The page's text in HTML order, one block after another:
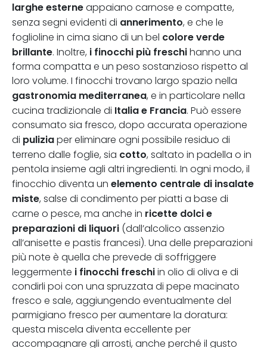
larghe esterne appaiano carnose e compatte,
senza segni evidenti di annerimento, e che le
foglioline in cima siano di un bel colore verde
brillante. Inoltre, i finocchi più freschi hanno una
forma compatta e un peso sostanzioso rispetto al
loro volume. I finocchi trovano largo spazio nella
gastronomia mediterranea, e in particolare nella
cucina tradizionale di Italia e Francia. Può essere
consumato sia fresco, dopo accurata operazione
di pulizia per eliminare ogni possibile residuo di
terreno dalle foglie, sia cotto, saltato in padella o in
pentola insieme agli altri ingredienti. In ogni modo, il
finocchio diventa un elemento centrale di insalate
miste, salse di condimento per piatti a base di
carne o pesce, ma anche in ricette dolci e
preparazioni di liquori (dall’alcolico assenzio
all’anisette e pastis francesi). Una delle preparazioni
più note è quella che prevede di soffriggere
leggermente i finocchi freschi in olio di oliva e di
condirli poi con una spruzzata di pepe macinato
fresco e sale, aggiungendo eventualmente del
parmigiano fresco per aumentare la doratura:
questa miscela diventa eccellente per
accompagnare gli arrosti, anche perché il gusto